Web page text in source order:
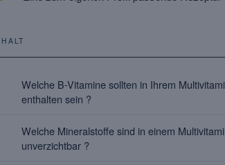
Welche B-Vitamine sollten in Ihrem
enthalten sein ?
Welche Mineralstoffe sind in einem
unverzichtbar ?